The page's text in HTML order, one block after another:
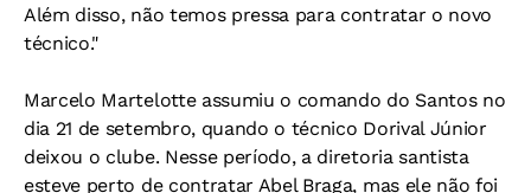
Além disso, não temos pressa para contratar o novo
técnico."
Marcelo Martelotte assumiu o comando do Santos no
dia 21 de setembro, quando o técnico Dorival Júnior
deixou o clube. Nesse período, a diretoria santista
esteve perto de contratar Abel Braga, mas ele não foi